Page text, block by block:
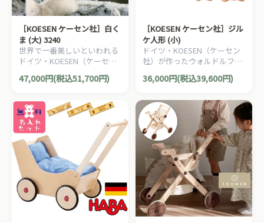
［KOESEN ケーセン社］白く
ま (大) 3240
世界で一番美しいといわれる
ドイツ・KOESEN（ケーセン
社）の動物のぬいぐるみ。愛
らしい表情のシロクマのぬい
47,000円(税込51,700円)
［KOESEN ケーセン社］ジル
ケ人形 (小)
ドイツ・KOESEN（ケーセン
社）が作ったウォルドルフ人
形「ジルケ人形」です。ジル
ケ人形は、お子さまのはじめ
36,000円(税込39,600円)